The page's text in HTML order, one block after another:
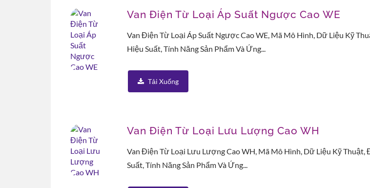
Van Điện Từ Loại Áp Suất Ngược Cao WE
Van Điện Từ Loại Áp Suất Ngược Cao WE, Mã Mô Hình, Dữ Liệu Kỹ
Hiệu Suất, Tính Năng Sản Phẩm Và Ứng...
Tải Xuống
Van Điện Từ Loại Lưu Lượng Cao WH
Van Điện Từ Loại Lưu Lượng Cao WH, Mã Mô Hình, Dữ Liệu Kỹ Thuật,
Suất, Tính Năng Sản Phẩm Và Ứng...
Lượng